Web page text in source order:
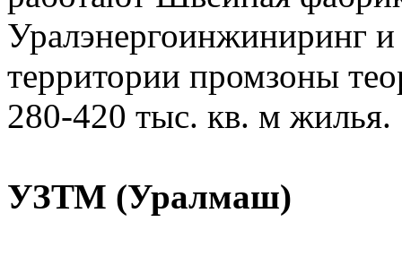
Уралэнергоинжиниринг
территории промзоны
280-420 тыс. кв. м жилья.
УЗТМ (Уралмаш)